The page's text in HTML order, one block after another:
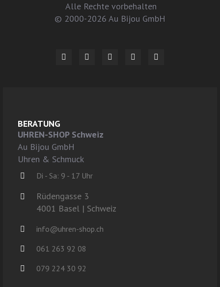
Alle Rechte vorbehalten
© 2000-2026 Au Bijou GmbH
BERATUNG
UHREN-SHOP Schweiz
Au Bijou GmbH
Uhren & Schmuck
Di - Sa: 9 - 17 Uhr
Rüdengasse 3
4001 Basel | Schweiz
info@uhren-shop.ch
061 263 92 08
079 224 30 92